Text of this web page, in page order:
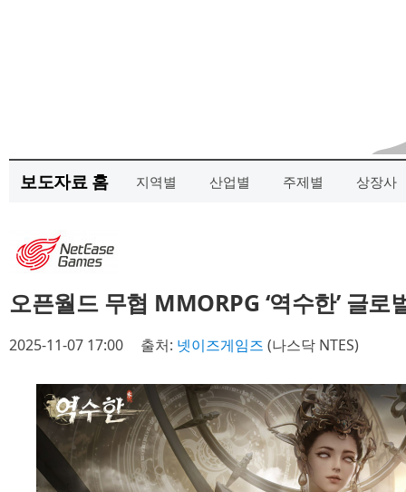
보도자료 홈 지역별 산업별 주제별 상장사
오픈월드 무협 MMORPG ‘역수한’ 글로
2025-11-07 17:00 출처: 넷이즈게임즈 (나스닥 NTES)